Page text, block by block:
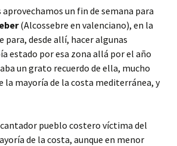
aprovechamos un fin de semana para
(Alcossebre en valenciano), en la
desde allí, hacer algunas
estado por esa zona allá por el año
un grato recuerdo de ella, mucho
la mayoría de la costa mediterránea, y
pueblo costero víctima del
de la costa, aunque en menor